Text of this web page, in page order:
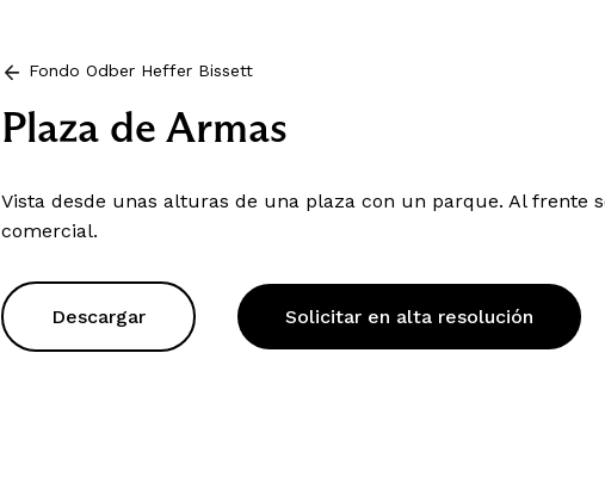
Fondo Odber Heffer Bissett
Plaza de Armas
Vista desde unas alturas de una plaza con un parque. Al frente
comercial.
Descargar Solicitar en alta resolución